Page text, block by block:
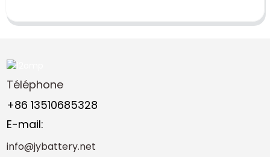
Téléphone
+86 13510685328
E-mail:
info@jybattery.net